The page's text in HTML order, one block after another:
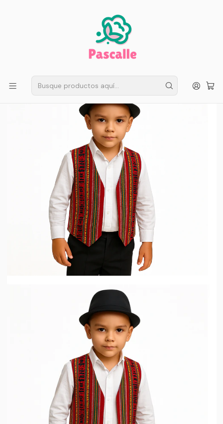
Compras sobre $50.000
Fiestas Patrias
Chaleco Bolero Aguayo para Trajes Típicos y Bailes Folclóricos